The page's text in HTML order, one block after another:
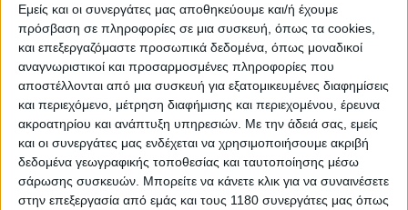
Εμείς και οι συνεργάτες μας αποθηκεύουμε και/ή έχουμε
πρόσβαση σε πληροφορίες σε μια συσκευή, όπως τα cookies,
και επεξεργαζόμαστε προσωπικά δεδομένα, όπως μοναδικοί
αναγνωριστικοί και προσαρμοσμένες πληροφορίες που
αποστέλλονται από μια συσκευή για εξατομικευμένες διαφημίσεις
και περιεχόμενο, μέτρηση διαφήμισης και περιεχομένου, έρευνα
ακροατηρίου και ανάπτυξη υπηρεσιών. Με την άδειά σας, εμείς
και οι συνεργάτες μας ενδέχεται να χρησιμοποιήσουμε ακριβή
δεδομένα γεωγραφικής τοποθεσίας και ταυτοποίησης μέσω
σάρωσης συσκευών. Μπορείτε να κάνετε κλικ για να συναινέσετε
στην επεξεργασία από εμάς και τους 1180 συνεργάτες μας όπως
Επικαιρότητα 29/4/2026